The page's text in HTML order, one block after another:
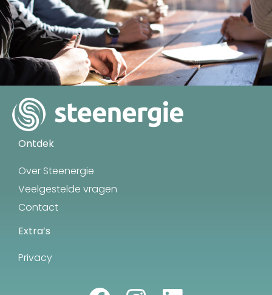
Ontdek
Over Steenergie
Veelgestelde vragen
Contact
Extra’s
Privacy